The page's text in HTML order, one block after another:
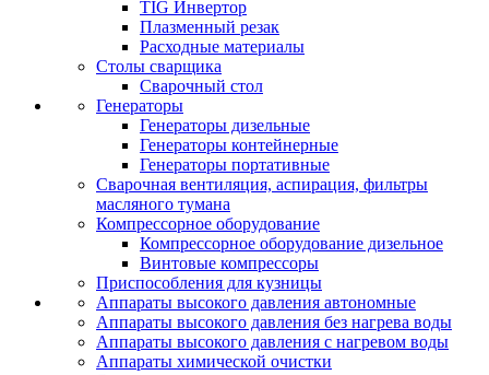
TIG Инвертор
Плазменный резак
Расходные материалы
Столы сварщика
Сварочный стол
Генераторы
Генераторы дизельные
Генераторы контейнерные
Генераторы портативные
Сварочная вентиляция, аспирация, фильтры
масляного тумана
Компрессорное оборудование
Компрессорное оборудование дизельное
Винтовые компрессоры
Приспособления для кузницы
Аппараты высокого давления автономные
Аппараты высокого давления без нагрева воды
Аппараты высокого давления с нагревом воды
Аппараты химической очистки